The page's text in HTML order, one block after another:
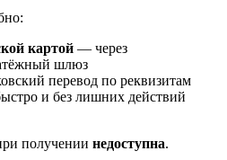
картой — через
шлюз
перевод по реквизитам
и без лишних действий
получении недоступна.